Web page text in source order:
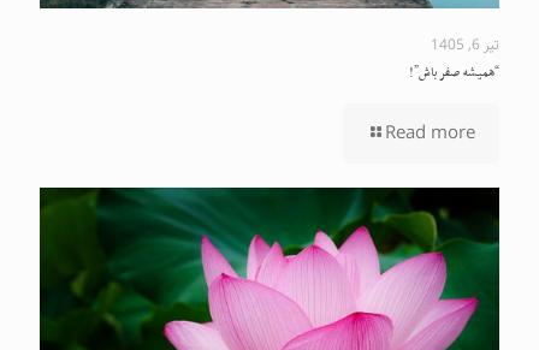
تیر 6, 1405
“همیشه صفر باش”!
Read more